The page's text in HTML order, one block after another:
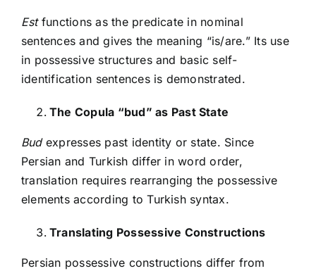
Estfunctions as the predicate in nominal
sentences and gives the meaning “is/are.” Its use
in possessive structures and basic self-
identification sentences is demonstrated.
The Copula “bud” as Past State
Budexpresses past identity or state. Since
Persian and Turkish differ in word order,
translation requires rearranging the possessive
elements according to Turkish syntax.
Translating Possessive Constructions
Persian possessive constructions differ from